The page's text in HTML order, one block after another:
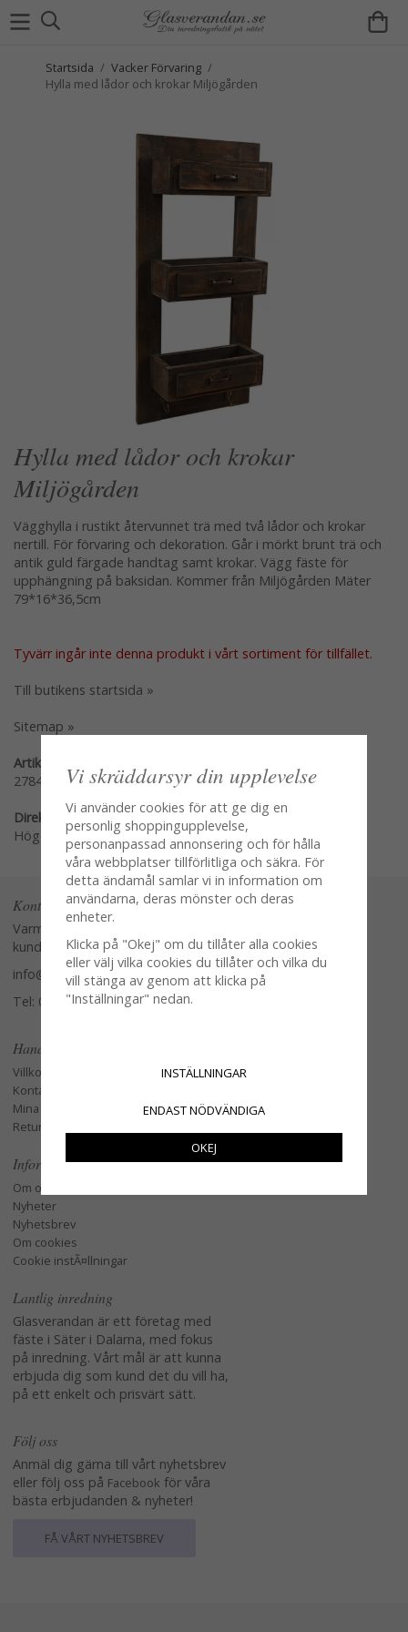
Startsida / Vacker Förvaring /
Hylla med lådor och krokar Miljögården
Hylla med lådor och krokar
Miljögården
Vägghylla i rustikt återvunnet trä med två lådor och krokar
nertill. För förvaring och dekoration. Går i mörkt brunt trä och
antik guld färgade handtag samt krokar. Vägg fäste för
upphängning på baksidan. Kommer från Miljögården Mäter
79*16*36,5cm
Tyvärr ingår inte denna produkt i vårt sortiment för tillfället.
Till butikens startsida »
Sitemap »
Artikelnummer:
278450
Direktlänk:
Högerklicka och kopiera adressen
Kontakta oss
Varmt välkommen att kontakta vår
kundtjänst.
info@glasverandan.se
Tel: 079-3495968
Handla
Villkor
Kontakta oss
Mina favoriter
Retur och Reklamation
Information
Om oss
Nyheter
Nyhetsbrev
Om cookies
Cookie instÃ¤llningar
Lantlig inredning
Glasverandan är ett företag med
fäste i Säter i Dalarna, med fokus
på inredning. Vårt mål är att kunna
erbjuda dig som kund det du vill ha,
på ett enkelt och prisvärt sätt.
Följ oss
Anmäl dig gärna till vårt nyhetsbrev
eller följ oss på Facebook för våra
bästa erbjudanden & nyheter!
FÅ VÅRT NYHETSBREV
Vi skräddarsyr din upplevelse
Vi använder cookies för att ge dig en
personlig shoppingupplevelse,
personanpassad annonsering och för hålla
våra webbplatser tillförlitliga och säkra. För
detta ändamål samlar vi in information om
användarna, deras mönster och deras
enheter.
Klicka på "Okej" om du tillåter alla cookies
eller välj vilka cookies du tillåter och vilka du
vill stänga av genom att klicka på
"Inställningar" nedan.
INSTÄLLNINGAR
ENDAST NÖDVÄNDIGA
OKEJ